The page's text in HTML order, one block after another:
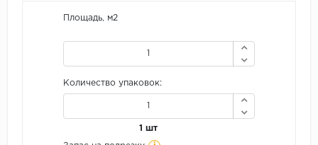
Площадь, м2
Количество упаковок:
1 шт